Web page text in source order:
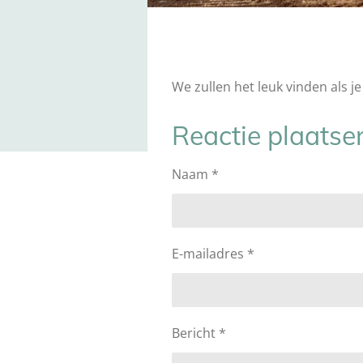
We zullen het leuk vinden als
Reactie
Naam *
E-mailadres *
Bericht *